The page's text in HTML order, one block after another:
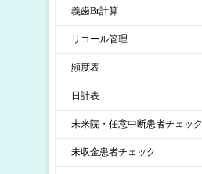
義歯Br計算
リコール管理
頻度表
日計表
未来院・任意中断患者チェック
未収金患者チェック